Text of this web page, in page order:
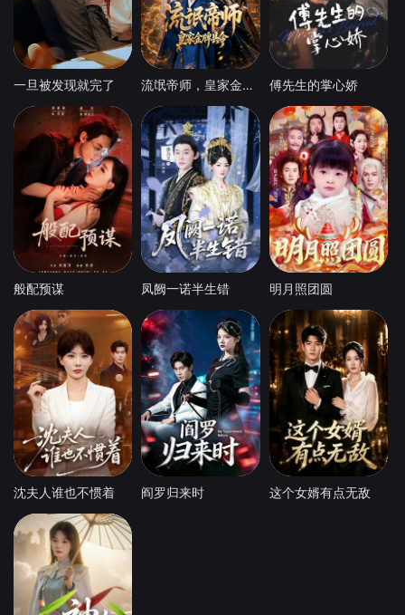
一旦被发现就完了 流氓帝师，皇家金牌县令 傅先生的掌心娇
般配预谋 凤阙一诺半生错 明月照团圆
沈夫人谁也不惯着 阎罗归来时 这个女婿有点无敌